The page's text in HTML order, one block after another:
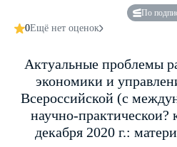
По
0Ещё нет оценок
Актуальные проблемы
экономики и
Всероссийской (с
научно-практическои?
декабря 2020 г.: